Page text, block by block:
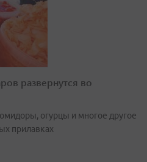
развернутся во
огурцы и многое другое
прилавках